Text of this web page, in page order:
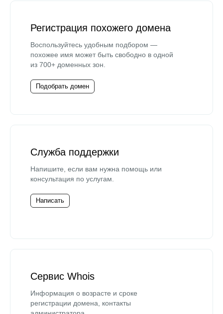
Регистрация похожего домена
Воспользуйтесь удобным подбором —
похожее имя может быть свободно в одной
из 700+ доменных зон.
Подобрать домен
Служба поддержки
Напишите, если вам нужна помощь или
консультация по услугам.
Написать
Сервис Whois
Информация о возрасте и сроке
регистрации домена, контакты